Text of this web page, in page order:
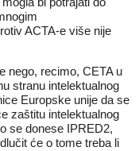
ACTA-e više nije
nego, recimo, CETA u
stranu intelektualnog
Europske unije da se
zaštitu intelektualnog
se donese IPRED2,
će o tome treba li